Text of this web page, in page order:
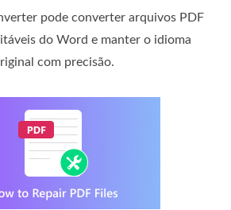
pode converter arquivos PDF
​​do Word e manter o idioma
com precisão.